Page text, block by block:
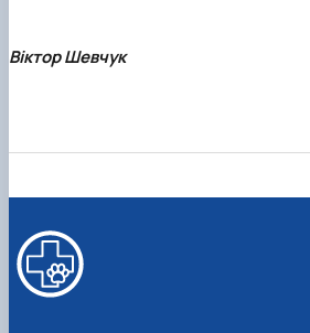
Віктор Шевчук